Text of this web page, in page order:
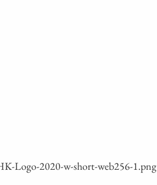
Logo-2020-w-short-web256‑1.png